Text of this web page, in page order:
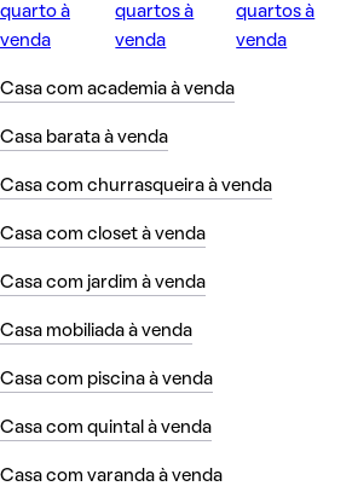
quarto à
venda
quartos à
venda
quartos à
venda
Casa com academia à venda
Casa barata à venda
Casa com churrasqueira à venda
Casa com closet à venda
Casa com jardim à venda
Casa mobiliada à venda
Casa com piscina à venda
Casa com quintal à venda
Casa com varanda à venda